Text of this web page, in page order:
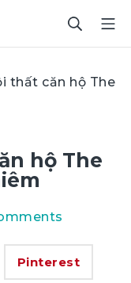
thất căn hộ The
hộ The
Pinterest